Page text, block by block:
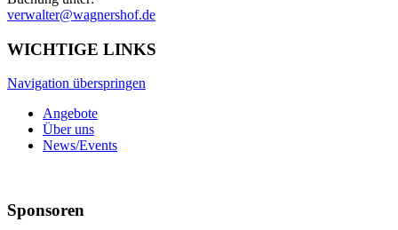
verwalter@wagnershof.de
WICHTIGE LINKS
Navigation überspringen
Angebote
Über uns
News/Events
Sponsoren